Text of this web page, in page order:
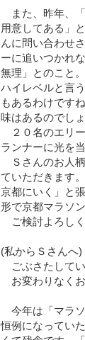
また、昨年、
用意してある」
んに問い合わせ
ーに追いつかれ
無理」とのこと
ハイレベルと言
もあるわけです
味はあるのでしょ
２０名のエリ
ランナーに光を
Ｓさんのお人
ていただきます
京都にいく」と
形で京都マラソ
ご検討よろしく
(私からＳさんへ)
ごぶさたしてい
お変わりなくお
今年は「マラ
恒例になってい